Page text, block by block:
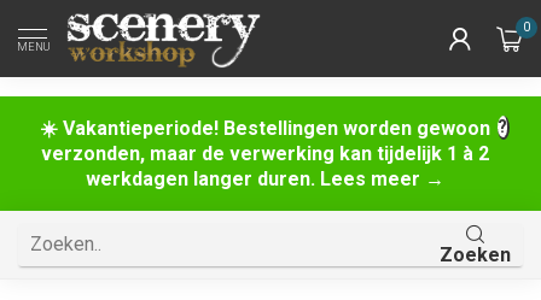
☀️ Vakantieperiode! Bestellingen worden gewoon
verzonden, maar de verwerking kan tijdelijk 1 à 2
werkdagen langer duren. Lees meer →
MENU
0
Zoeken